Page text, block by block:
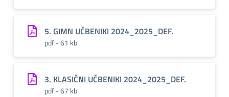
5. GIMN UČBENIKI 2024_2025_DEF.
pdf - 61 kb
3. KLASIČNI UČBENIKI 2024_2025_DEF.
pdf - 67 kb